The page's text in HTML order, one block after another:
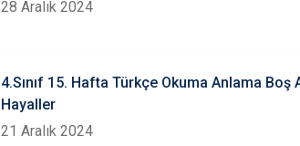
28 Aralık 2024
4.Sınıf 15. Hafta Türkçe Okuma Anlama Boş
Hayaller
21 Aralık 2024